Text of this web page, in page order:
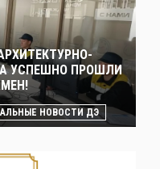
УСПЕШНО ПРОШЛИ
НОВОСТИ ДЭ